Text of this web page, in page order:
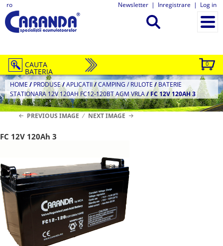
ro Newsletter | Inregistrare | Log in
0
CAUTA
BATERIA
HOME / PRODUSE/APLICATII/CAMPING / RULOTE /BATERIE
STATIONARA 12V 120AH FC12-120BT AGM VRLA/FC 12V 120AH 3
PREVIOUS IMAGE NEXT IMAGE
FC 12V 120Ah 3